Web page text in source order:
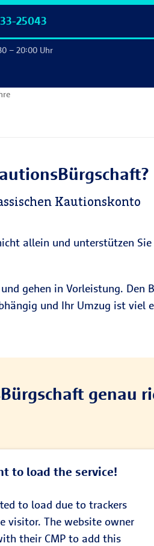
25043
– 20:00 Uhr
Kautionskonto
allein und unterstützen
gehen in Vorleistung. Den
und Ihr Umzug ist viel
genau
to load the service!
to load due to trackers
visitor. The website owner
their CMP to add this